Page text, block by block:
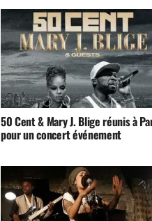
50 Cent & Mary J. Blige réunis à
pour un concert événement